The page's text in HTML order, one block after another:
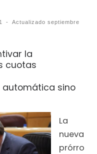
- Actualizadoseptiembre
la
cuotas
automática sino
La
nueva
prórro